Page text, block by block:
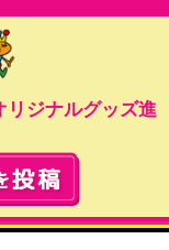
ジナルグッズ進